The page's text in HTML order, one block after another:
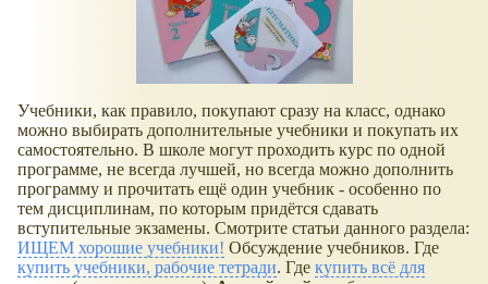
Учебники, как правило, покупают сразу на класс, однако
можно выбирать дополнительные учебники и покупать их
самостоятельно. В школе могут проходить курс по одной
программе, не всегда лучшей, но всегда можно дополнить
программу и прочитать ещё один учебник - особенно по
тем дисциплинам, по которым придётся сдавать
вступительные экзамены. Смотрите статьи данного раздела:
ИЩЕМ хорошие учебники! Обсуждение учебников. Где
купить учебники, рабочие тетради. Где купить всё для